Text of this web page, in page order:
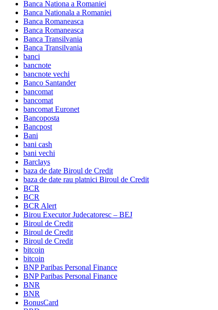
Banca Nationa a Romaniei
Banca Nationala a Romaniei
Banca Romaneasca
Banca Romaneasca
Banca Transilvania
Banca Transilvania
banci
bancnote
bancnote vechi
Banco Santander
bancomat
bancomat
bancomat Euronet
Bancoposta
Bancpost
Bani
bani cash
bani vechi
Barclays
baza de date Biroul de Credit
baza de date rau platnici Biroul de Credit
BCR
BCR
BCR Alert
Birou Executor Judecatoresc – BEJ
Biroul de Credit
Biroul de Credit
Biroul de Credit
bitcoin
bitcoin
BNP Paribas Personal Finance
BNP Paribas Personal Finance
BNR
BNR
BonusCard